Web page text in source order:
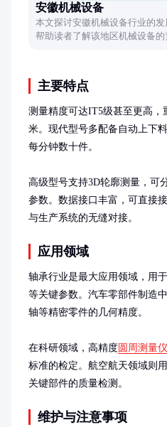
安徽机械设备
本文探讨安徽机械设备行业的
帮助读者了解该地区机械设备的
主要特点
测量精度可达IT5级甚至更高，
米。现代型号多配备自动上下
每分钟数十件。
高级型号支持3D轮廓测量，可
参数。数据接口丰富，可直接
与生产系统的无缝对接。
应用领域
轴承行业是最大应用领域，用
等关键参数。汽车零部件制造
轴等精密零件的几何精度。
在科研领域，高精度 圆周测量仪
标准的检定。航空航天领域则
关键部件的质量检测。
维护与注意事项